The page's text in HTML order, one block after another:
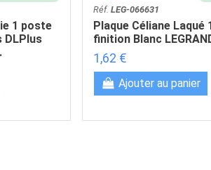
1 poste
DLPlus
Réf. LEG-066631
Plaque Céliane Laqué
finition Blanc
1,62 €
Ajouter au panier